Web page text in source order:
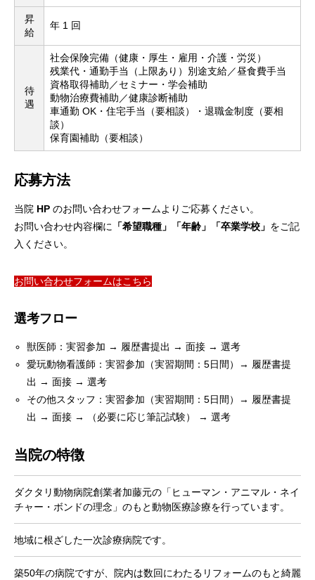
昇
給
年 1 回
待
遇
社会保険完備（健康・厚生・雇用・介護・労災）
残業代・通勤手当（上限あり）別途支給／昼食費手当
資格取得補助／セミナー・学会補助
動物治療費補助／健康診断補助
車通勤 OK・住宅手当（要相談）・退職金制度（要相
談）
保育園補助（要相談）
応募方法
当院 HP のお問い合わせフォームよりご応募ください。
お問い合わせ内容欄に
「希望職種」「年齢」「卒業学校」 をご記
入ください。
お問い合わせフォームはこちら
選考フロー
獣医師：実習参加 → 履歴書提出 → 面接 → 選考
愛玩動物看護師：実習参加（実習期間：5日間）→ 履歴書提
出 → 面接 → 選考
その他スタッフ：実習参加（実習期間：5日間）→ 履歴書提
出 → 面接 → （必要に応じ筆記試験） → 選考
当院の特徴
ダクタリ動物病院創業者加藤元の「ヒューマン・アニマル・ネイ
チャー・ボンドの理念」のもと動物医療診療を行っています。
地域に根ざした一次診療病院です。
築50年の病院ですが、院内は数回にわたるリフォームのもと綺麗